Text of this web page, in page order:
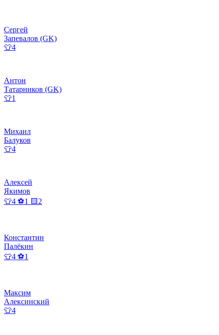
Сергей
Запевалов (GK)
👕4
Антон
Татарников (GK)
👕1
Михаил
Балуков
👕4
Алексей
Якимов
👕4 ⚽1 🟨2
Константин
Палёкин
👕4 ⚽1
Максим
Алексинский
👕4